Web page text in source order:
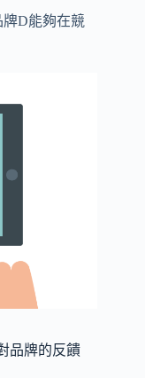
D能夠在競
品牌的反饋